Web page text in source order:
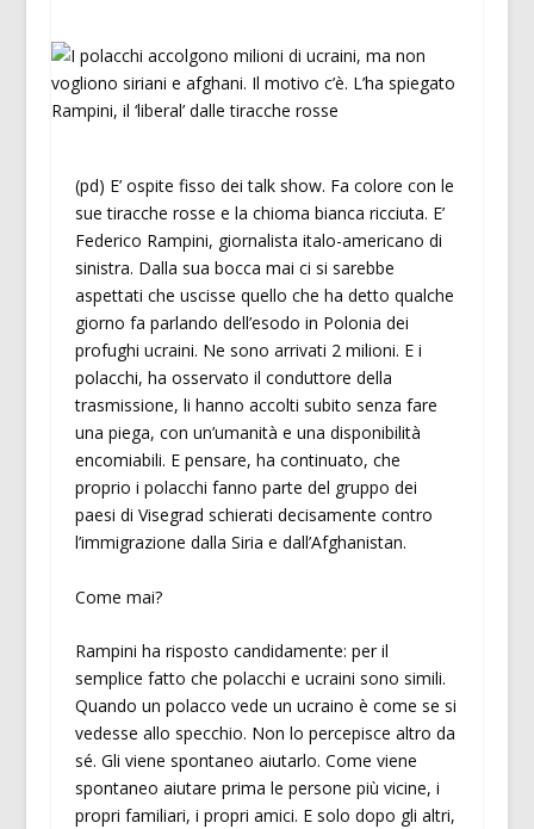
(pd) E’ ospite fisso dei talk show. Fa colore con le
sue tiracche rosse e la chioma bianca ricciuta. E’
Federico Rampini, giornalista italo-americano di
sinistra. Dalla sua bocca mai ci si sarebbe
aspettati che uscisse quello che ha detto qualche
giorno fa parlando dell’esodo in Polonia dei
profughi ucraini. Ne sono arrivati 2 milioni. E i
polacchi, ha osservato il conduttore della
trasmissione, li hanno accolti subito senza fare
una piega, con un’umanità e una disponibilità
encomiabili. E pensare, ha continuato, che
proprio i polacchi fanno parte del gruppo dei
paesi di Visegrad schierati decisamente contro
l’immigrazione dalla Siria e dall’Afghanistan.
Come mai?
Rampini ha risposto candidamente: per il
semplice fatto che polacchi e ucraini sono simili.
Quando un polacco vede un ucraino è come se si
vedesse allo specchio. Non lo percepisce altro da
sé. Gli viene spontaneo aiutarlo. Come viene
spontaneo aiutare prima le persone più vicine, i
propri familiari, i propri amici. E solo dopo gli altri,